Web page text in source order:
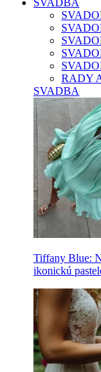
SVADBA
RADY
SVADBA
Tiffany Blue:
ikonickú